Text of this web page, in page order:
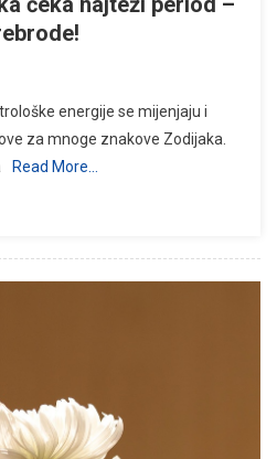
energije se mijenjaju i
za mnoge znakove Zodijaka.
Read More…